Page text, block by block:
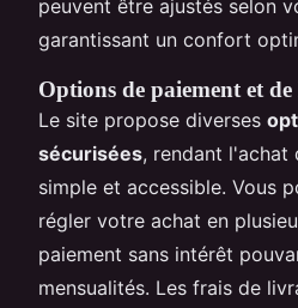
peuvent être ajustés selon
garantissant un confort
Options de paiement et
Le site propose diverses
sécurisées, rendant l'achat
simple et accessible. Vous
régler votre achat en
paiement sans intérêt
mensualités. Les frais de